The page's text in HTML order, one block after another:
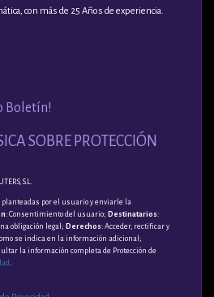
con más de 25 Años de experiencia.
Boletín!
SOBRE PROTECCIÓN
S.L.
por el usuario y enviarle la
: Consentimiento del usuario; Destinatarios:
obligación legal; Derechos: Acceder, rectificar y
se indica en la información adicional;
la información completa de Protección de